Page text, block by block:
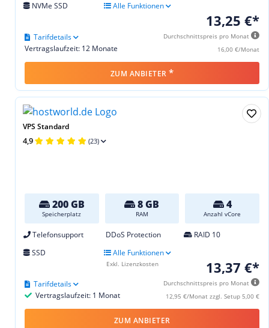
NVMe SSD Alle Funktionen
13,25 €*
Durchschnittspreis pro Monat
16,00 €/Monat
Vertragslaufzeit: 12 Monate
Tarifdetails
ZUM ANBIETER *
VPS Standard
4,9 (23)
200 GB
Speicherplatz
8 GB
RAM
4
Anzahl vCore
Telefonsupport DDoS Protection
RAID 10
SSD
Alle Funktionen
13,37 €*
Durchschnittspreis pro Monat
12,95 €/Monat zzgl. Setup 5,00 €
Vertragslaufzeit: 1 Monat
Tarifdetails
Exkl. Lizenzkosten
ZUM ANBIETER